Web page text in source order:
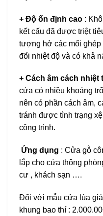
+ Độ ổn định cao :
kết cấu đã được triệt
tượng hở các mối
đổi nhiệt độ và có khả
+ Cách âm cách nhiệt
cửa có nhiều khoảng
nên có phần cách âm,
tránh được tình trạng
công trình.
Ứng dụng : Cửa gỗ
lắp cho cửa thông
cư , khách sạn ….
Đối với mẫu cửa lùa
khung bao thí :